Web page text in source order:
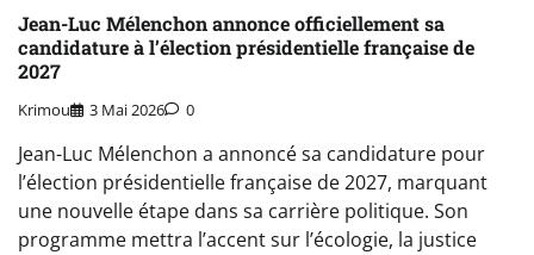
Jean-Luc Mélenchon annonce officiellement sa
candidature à l’élection présidentielle française de
2027
Krimou 3 Mai 2026 0
Jean-Luc Mélenchon a annoncé sa candidature pour
l’élection présidentielle française de 2027, marquant
une nouvelle étape dans sa carrière politique. Son
programme mettra l’accent sur l’écologie, la justice